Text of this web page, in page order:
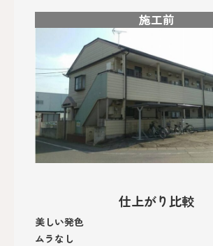
施工前
仕上がり比較
美しい発色
ムラなし